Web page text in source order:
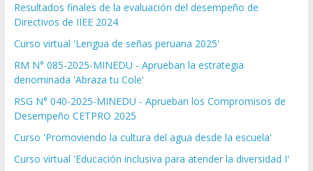
Resultados finales de la evaluación del desempeño de
Directivos de IIEE 2024
Curso virtual 'Lengua de señas peruana 2025'
RM N° 085-2025-MINEDU - Aprueban la estrategia
denominada 'Abraza tu Cole'
RSG N° 040-2025-MINEDU - Aprueban los Compromisos de
Desempeño CETPRO 2025
Curso 'Promoviendo la cultura del agua desde la escuela'
Curso virtual 'Educación inclusiva para atender la diversidad I'